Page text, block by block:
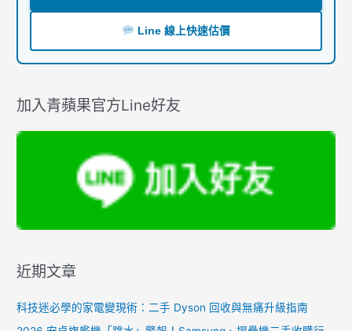
Line 線上快速估價
加入青蘋果官方Line好友
近期文章
科技迷必學的家電變現術：二手 Dyson 回收與無痛升級指南